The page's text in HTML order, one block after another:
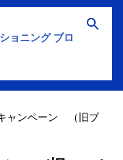
ツに移動
ョニング ブログ
ャンペーン （旧ブ